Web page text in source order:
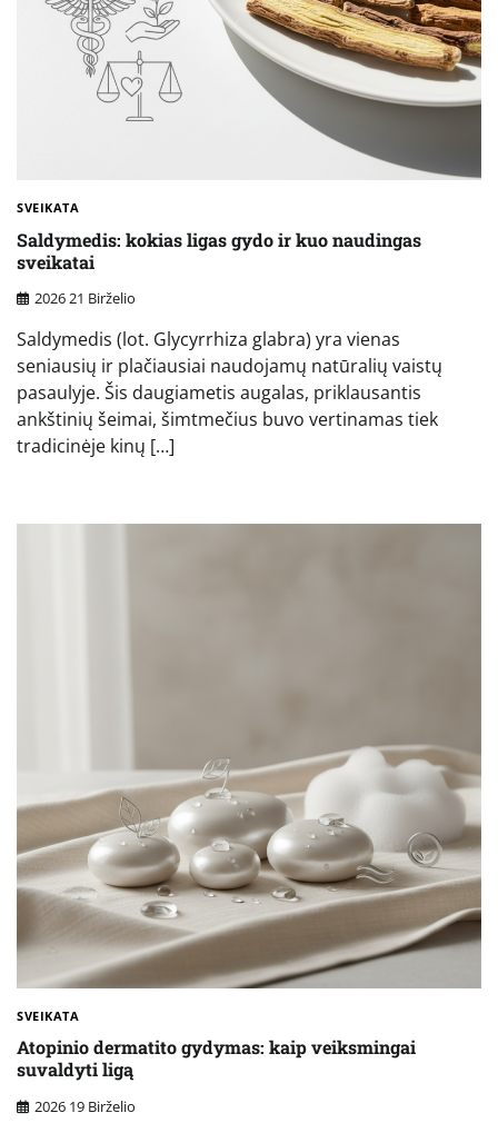
SVEIKATA
Saldymedis: kokias ligas gydo ir kuo naudingas
sveikatai
2026 21 Birželio
Saldymedis (lot. Glycyrrhiza glabra) yra vienas
seniausių ir plačiausiai naudojamų natūralių vaistų
pasaulyje. Šis daugiametis augalas, priklausantis
ankštinių šeimai, šimtmečius buvo vertinamas tiek
tradicinėje kinų […]
SVEIKATA
Atopinio dermatito gydymas: kaip veiksmingai
suvaldyti ligą
2026 19 Birželio